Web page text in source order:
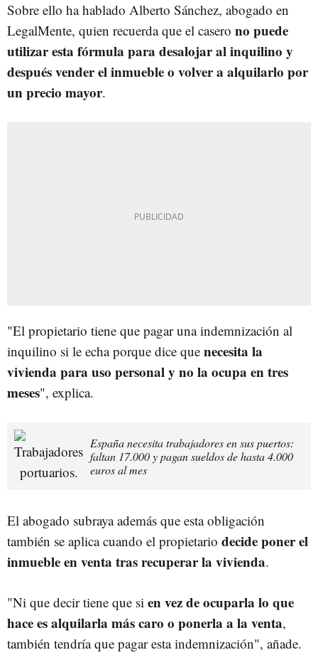
Sobre ello ha hablado Alberto Sánchez, abogado en
LegalMente, quien recuerda que el casero no puede
utilizar esta fórmula para desalojar al inquilino y
después vender el inmueble o volver a alquilarlo por
un precio mayor.
"El propietario tiene que pagar una indemnización al
inquilino si le echa porque dice que necesita la
vivienda para uso personal y no la ocupa en tres
meses", explica.
España necesita trabajadores en sus puertos:
faltan 17.000 y pagan sueldos de hasta 4.000
euros al mes
El abogado subraya además que esta obligación
también se aplica cuando el propietario decide poner el
inmueble en venta tras recuperar la vivienda.
"Ni que decir tiene que si en vez de ocuparla lo que
hace es alquilarla más caro o ponerla a la venta,
también tendría que pagar esta indemnización", añade.